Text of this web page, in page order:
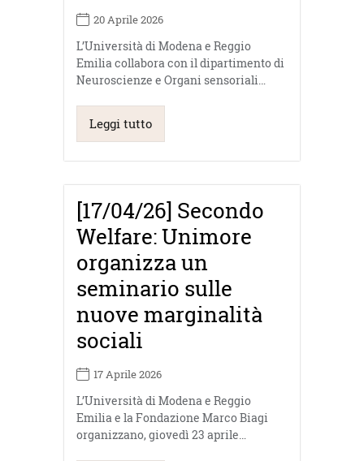
20 Aprile 2026
L’Università di Modena e Reggio
Emilia collabora con il dipartimento di
Neuroscienze e Organi sensoriali…
Leggi tutto
[17/04/26] Secondo
Welfare: Unimore
organizza un
seminario sulle
nuove marginalità
sociali
17 Aprile 2026
L’Università di Modena e Reggio
Emilia e la Fondazione Marco Biagi
organizzano, giovedì 23 aprile…